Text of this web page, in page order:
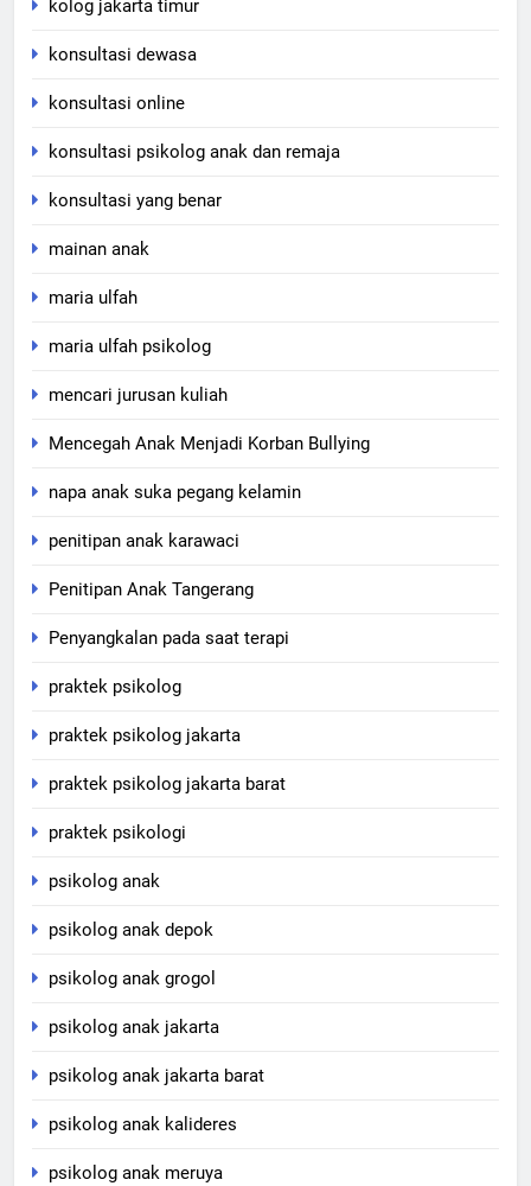
kolog jakarta timur
konsultasi dewasa
konsultasi online
konsultasi psikolog anak dan remaja
konsultasi yang benar
mainan anak
maria ulfah
maria ulfah psikolog
mencari jurusan kuliah
Mencegah Anak Menjadi Korban Bullying
napa anak suka pegang kelamin
penitipan anak karawaci
Penitipan Anak Tangerang
Penyangkalan pada saat terapi
praktek psikolog
praktek psikolog jakarta
praktek psikolog jakarta barat
praktek psikologi
psikolog anak
psikolog anak depok
psikolog anak grogol
psikolog anak jakarta
psikolog anak jakarta barat
psikolog anak kalideres
psikolog anak meruya